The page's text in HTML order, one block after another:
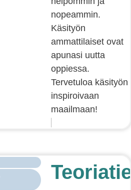
nopeammin.
Käsityön
ammattilaiset ovat
apunasi uutta
oppiessa.
Tervetuloa käsityön
inspiroivaan
maailmaan!